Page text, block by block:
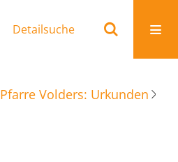
Detailsuche
Pfarre Volders: Urkunden